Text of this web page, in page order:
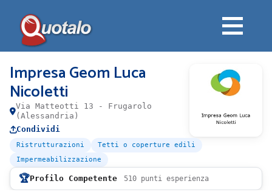
Impresa Geom Luca
Nicoletti
Via Matteotti 13 - Frugarolo
(Alessandria)
Condividi
Ristrutturazioni
Tetti o coperture edili
Impermeabilizzazione
🏆Profilo Competente 510 punti esperienza